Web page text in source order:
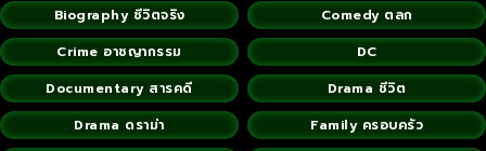
Biography ชีวิตจริง
Comedy ตลก
Crime อาชญากรรม
DC
Documentary สารคดี
Drama ชีวิต
Drama ดราม่า
Family ครอบครัว